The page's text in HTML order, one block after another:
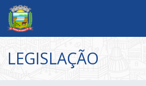
LEGISLAÇÃO